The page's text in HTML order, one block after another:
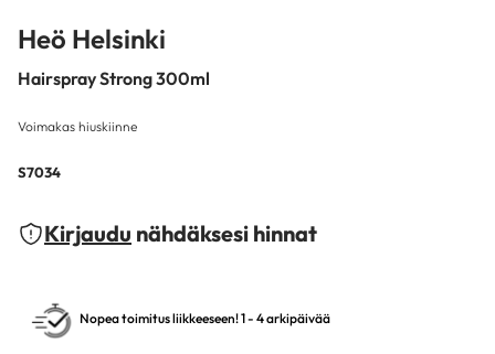
Heö Helsinki
Hairspray Strong 300ml
Voimakas hiuskiinne
S7034
Kirjaudu nähdäksesi hinnat
Nopea toimitus liikkeeseen! 1 - 4 arkipäivää